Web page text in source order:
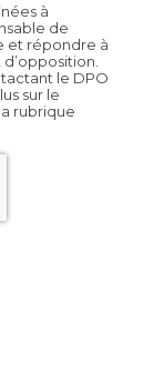
à
de
et répondre à
le DPO
sur le
rubrique